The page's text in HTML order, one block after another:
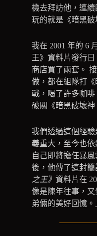
機去拜訪他，連
玩的就是《暗黑破
我在 2001 年的 6
王》資料片發行
商店買了兩套。
做，都在組隊打
戰，喝了許多咖
破關《暗黑破壞神
我們透過這個經
義重大，至今也
自己即將擔任暴
後，他傳了這封簡
之王》 資料片在
像是陳年往事，
弟倆的美好回憶。